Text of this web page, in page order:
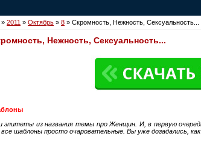
» 2011 » Октябрь » 8 » Скромность, Нежность, Сексуальность...
Нежность, Сексуальность...
эпитеты из названия темы про Женщин. И, в первую
шаблоны просто очаровательные. Вы уже догадались,